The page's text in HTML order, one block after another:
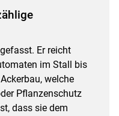
Er reicht
im Stall bis
welche
Pflanzenschutz
dass sie dem